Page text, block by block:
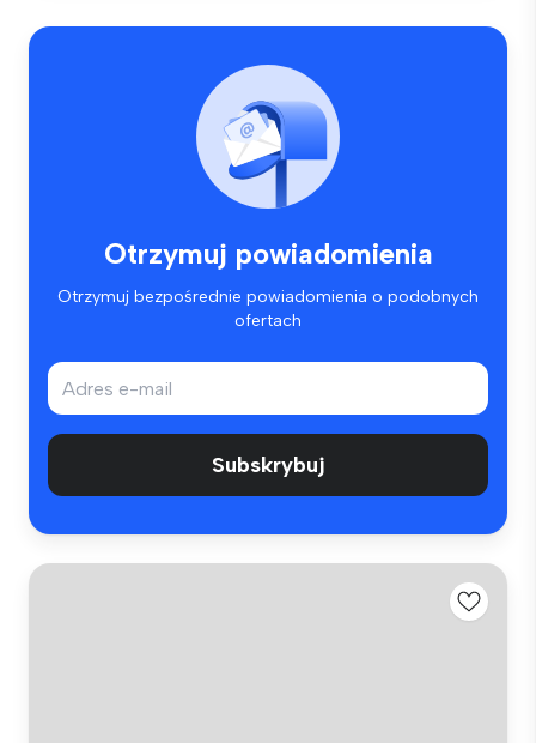
Otrzymuj powiadomienia
Otrzymuj bezpośrednie powiadomienia o podobnych
ofertach
Subskrybuj